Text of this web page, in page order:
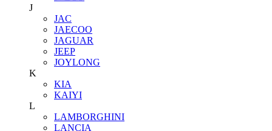
J
JAC
JAECOO
JAGUAR
JEEP
JOYLONG
K
KIA
KAIYI
L
LAMBORGHINI
LANCIA